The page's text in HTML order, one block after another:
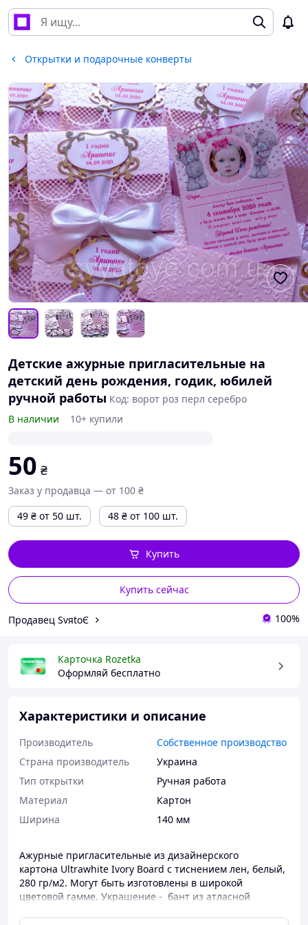
Открытки и подарочные конверты
Детские ажурные пригласительные на
детский день рождения, годик, юбилей
ручной работы Код: ворот роз перл серебро
В наличии
10+ купили
50 ₴
Заказ у продавца — от 100 ₴
49 ₴ от 50 шт. 48 ₴ от 100 шт.
Купить сейчас
Купить
Продавец SvяtoЄ 100%
Карточка Rozetka
Оформляй бесплатно
Характеристики и описание
Производитель
Собственное производство
Страна производитель
Украина
Тип открытки
Ручная работа
Материал
Картон
Ширина
140 мм
Ажурные пригласительные из дизайнерского
картона Ultrawhite Ivory Board с тиснением лен, белый,
280 гр/м2. Могут быть изготовлены в широкой
цветовой гамме. Украшение - бант из атласной